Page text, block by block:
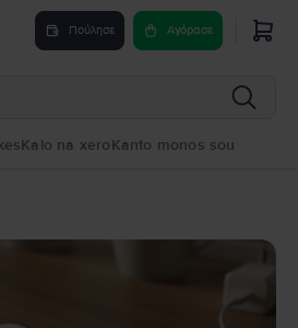
Πούλησε Αγόρασε
Kalo na xeroKanto monos sou